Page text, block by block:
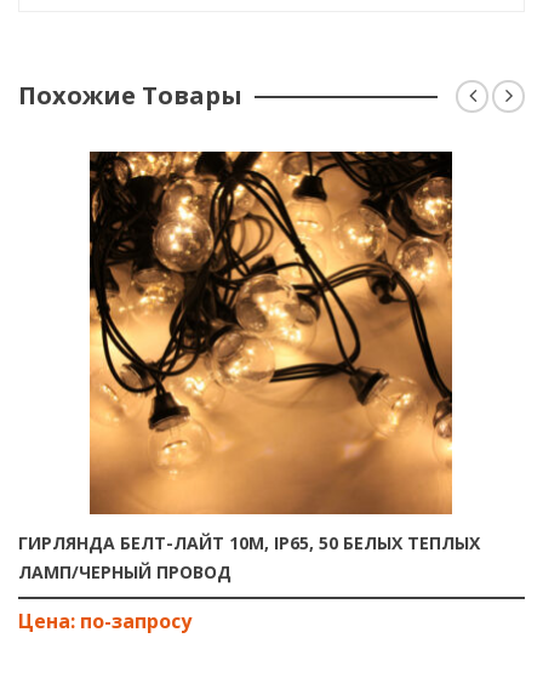
Похожие Товары
ГИРЛЯНДА БЕЛТ-ЛАЙТ 10М, IP65, 50 БЕЛЫХ ТЕПЛЫХ
ЛАМП/ЧЕРНЫЙ ПРОВОД